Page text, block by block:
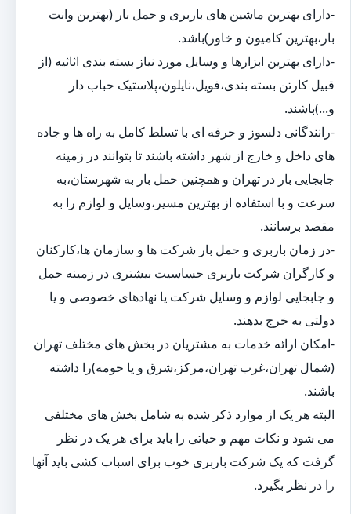
-دارای بهترین ماشین های باربری و حمل بار (بهترین وانت
بار،بهترین کامیون و خاور)باشد.
-دارای بهترین ابزارها و وسایل مورد نیاز بسته بندی اثاثیه (از
قبیل کارتن بسته بندی،فویل،نایلون،پلاستیک حباب دار
و...)باشند.
-رانندگانی دلسوز و حرفه ای با تسلط کامل به راه ها و جاده
های داخل و خارج از شهر داشته باشند تا بتوانند در زمینه
جابجایی بار در تهران و همچنین حمل بار به شهرستان،به
سرعت و با استفاده از بهترین مسیر،وسایل و لوازم را به
مقصد برسانند.
-در زمان باربری و حمل بار شرکت ها و سازمان ها،کارکنان
و کارگران شرکت باربری حساسیت بیشتری در زمینه حمل
و جابجایی لوازم و وسایل شرکت یا نهادهای خصوصی و یا
دولتی به خرج بدهند.
-امکان ارائه خدمات به مشتریان در بخش های مختلف تهران
(شمال تهران،غرب تهران،مرکز،شرق و یا حومه)را داشته
باشند.
البته هر یک از موارد ذکر شده به شامل بخش های مختلفی
می شود و نکات مهم و حیاتی را باید برای هر یک در نظر
گرفت که یک شرکت باربری خوب برای اسباب کشی باید آنها
را در نظر بگیرد.